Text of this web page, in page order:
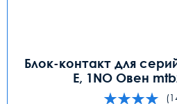
Блок-контакт для
E, 1NO Овен